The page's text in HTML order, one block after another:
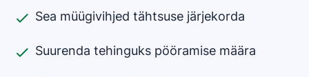
Sea müügivihjed tähtsuse järjekorda
Suurenda tehinguks pööramise määra